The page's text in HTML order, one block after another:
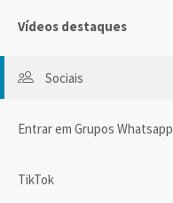
Vídeos destaques
Sociais
Entrar em Grupos Whatsapp
TikTok